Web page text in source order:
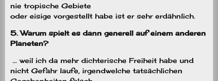
nie tropische Gebiete
oder eisige vorgestellt habe ist er sehr erdähnlich.
5. Warum spielt es dann generell auf einem anderen
Planeten?
… weil ich da mehr dichterische Freiheit habe und
nicht Gefahr laufe, irgendwelche tatsächlichen